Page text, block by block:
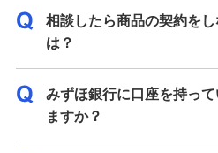
相談したら商品の契約を
は？
みずほ銀行に口座を持っ
ますか？